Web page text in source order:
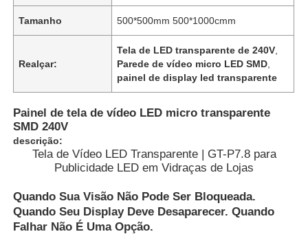
Tamanho 500*500mm 500*1000cmm
Realçar:
Tela de LED transparente de 240V
Parede de vídeo micro LED SMD
painel de display led transparente
Painel de tela de vídeo LED micro transparente
SMD 240V
descrição:
Tela de Vídeo LED Transparente | GT-P7.8 para
Publicidade LED em Vidraças de Lojas
Quando Sua Visão Não Pode Ser Bloqueada.
Quando Seu Display Deve Desaparecer. Quando
Falhar Não É Uma Opção.